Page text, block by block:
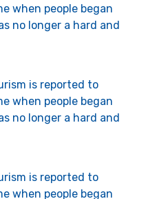
when people began
no longer a hard and
is reported to
when people began
no longer a hard and
is reported to
when people began